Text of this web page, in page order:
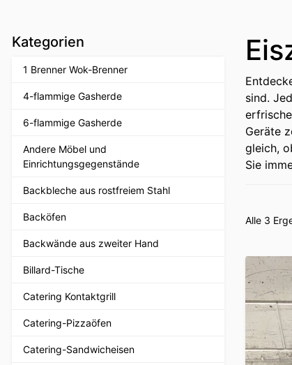
Kategorien
1 Brenner Wok-Brenner
4-flammige Gasherde
6-flammige Gasherde
Andere Möbel und
Einrichtungsgegenstände
Backbleche aus rostfreiem Stahl
Backöfen
Backwände aus zweiter Hand
Billard-Tische
Catering Kontaktgrill
Catering-Pizzaöfen
Catering-Sandwicheisen
sind.
Geräte
gleich,
Sie
Alle 3